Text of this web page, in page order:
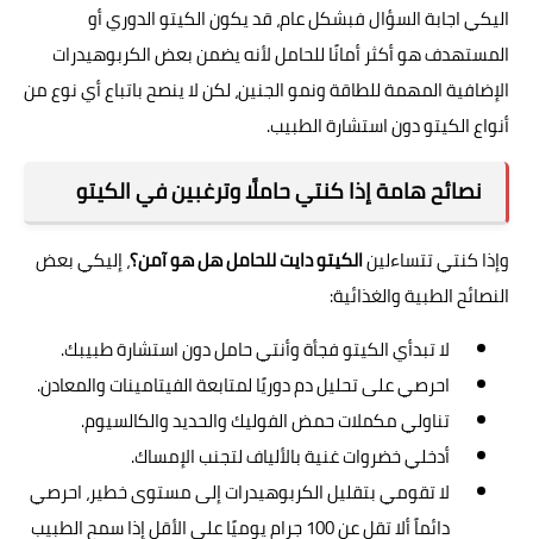
اليكي اجابة السؤال فبشكل عام، قد يكون الكيتو الدوري أو
المستهدف هو أكثر أمانًا للحامل لأنه يضمن بعض الكربوهيدرات
الإضافية المهمة للطاقة ونمو الجنين، لكن لا ينصح باتباع أي نوع من
أنواع الكيتو دون استشارة الطبيب.
نصائح هامة إذا كنتي حاملًا وترغبين في الكيتو
وإذا كنتي تتساءلينالكيتو دايت للحامل هل هو آمن؟، إليكي بعض
النصائح الطبية والغذائية:
لا تبدأي الكيتو فجأة وأنتي حامل دون استشارة طبيبك.
احرصي على تحليل دم دوريًا لمتابعة الفيتامينات والمعادن.
تناولي مكملات حمض الفوليك والحديد والكالسيوم.
أدخلي خضروات غنية بالألياف لتجنب الإمساك.
لا تقومي بتقليل الكربوهيدرات إلى مستوى خطير، احرصي
دائماً ألا تقل عن 100 جرام يوميًا على الأقل إذا سمح الطبيب